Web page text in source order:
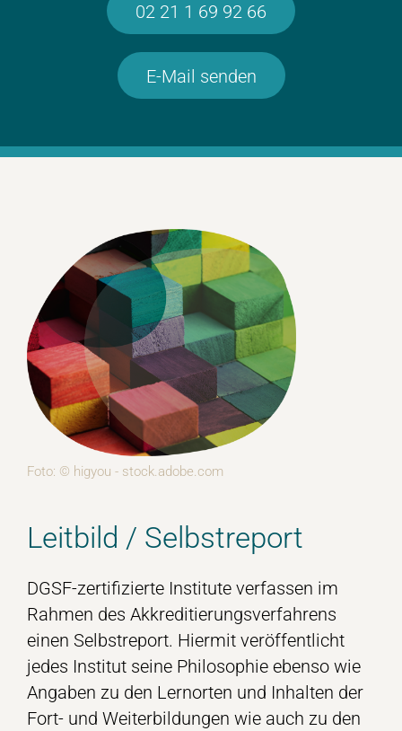
02 21 1 69 92 66
E-Mail senden
Foto: © higyou - stock.adobe.com
Leitbild / Selbstreport
DGSF-zertifizierte Institute verfassen im
Rahmen des Akkreditierungsverfahrens
einen Selbstreport. Hiermit veröffentlicht
jedes Institut seine Philosophie ebenso wie
Angaben zu den Lernorten und Inhalten der
Fort- und Weiterbildungen wie auch zu den